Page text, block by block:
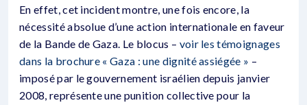
En effet, cet incident montre, une fois encore, la
nécessité absolue d’une action internationale en faveur
de la Bande de Gaza. Le blocus – voir les témoignages
dans la brochure « Gaza : une dignité assiégée » –
imposé par le gouvernement israélien depuis janvier
2008, représente une punition collective pour la